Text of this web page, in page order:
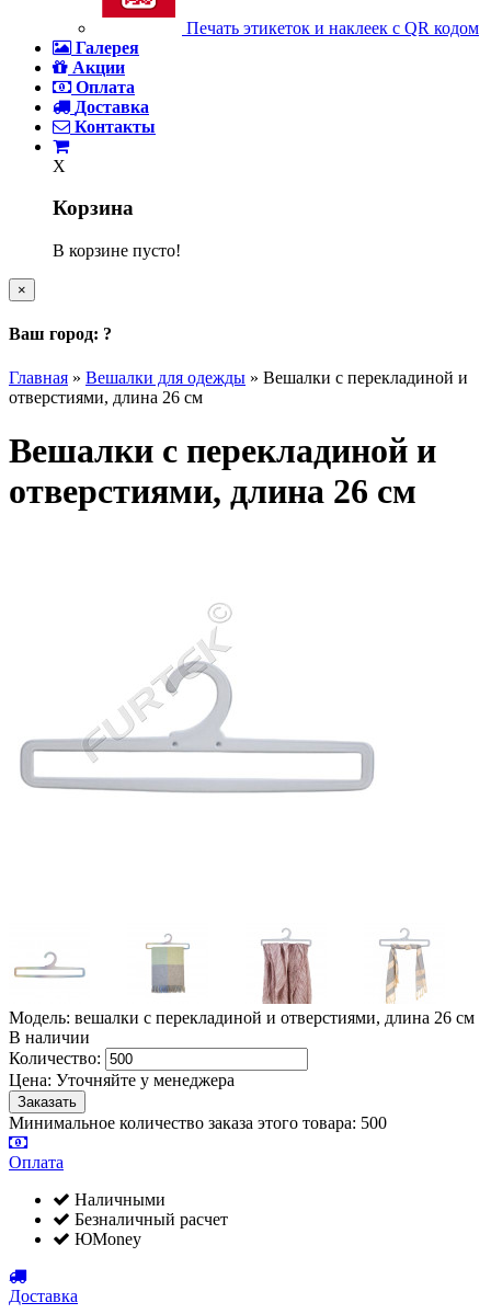
Печать этикеток и наклеек с QR кодом
Галерея
Акции
Оплата
Доставка
Контакты
X
Корзина
В корзине пусто!
×
Ваш город: ?
Главная » Вешалки для одежды » Вешалки с перекладиной и
отверстиями, длина 26 см
Вешалки с перекладиной и
отверстиями, длина 26 см
Модель: вешалки с перекладиной и отверстиями, длина 26 см
В наличии
Количество:
Цена: Уточняйте у менеджера
Минимальное количество заказа этого товара: 500
Оплата
Наличными
Безналичный расчет
ЮMoney
Доставка